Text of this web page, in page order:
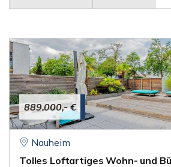
889.000,- €
Nauheim
Tolles Loftartiges Wohn- und